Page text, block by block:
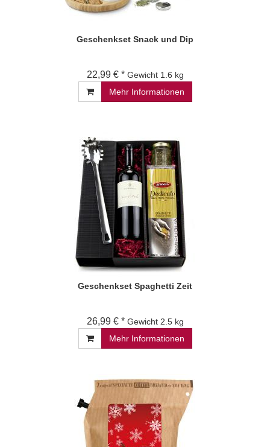
Geschenkset Snack und Dip
22,99 € * Gewicht 1.6 kg
Mehr Informationen
Geschenkset Spaghetti Zeit
26,99 € * Gewicht 2.5 kg
Mehr Informationen